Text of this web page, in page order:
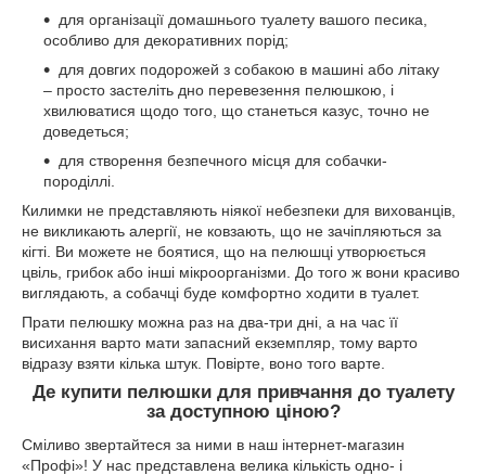
для організації домашнього туалету вашого песика,
особливо для декоративних порід;
для довгих подорожей з собакою в машині або літаку
– просто застеліть дно перевезення пелюшкою, і
хвилюватися щодо того, що станеться казус, точно не
доведеться;
для створення безпечного місця для собачки-
породіллі.
Килимки не представляють ніякої небезпеки для вихованців,
не викликають алергії, не ковзають, що не зачіпляються за
кігті. Ви можете не боятися, що на пелюшці утворюється
цвіль, грибок або інші мікроорганізми. До того ж вони красиво
виглядають, а собачці буде комфортно ходити в туалет.
Прати пелюшку можна раз на два-три дні, а на час її
висихання варто мати запасний екземпляр, тому варто
відразу взяти кілька штук. Повірте, воно того варте.
Де купити пелюшки для привчання до туалету
за доступною ціною?
Сміливо звертайтеся за ними в наш інтернет-магазин
«Профі»! У нас представлена ​​велика кількість одно- і